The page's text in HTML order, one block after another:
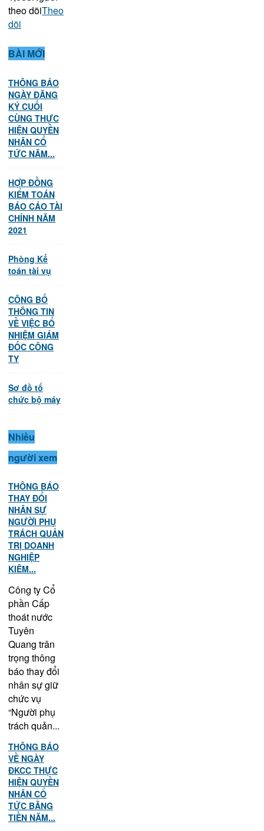
theo dõiTheo
dõi
BÀI MỚI
THÔNG BÁO
NGÀY ĐĂNG
KÝ CUỐI
CÙNG THỰC
HIỆN QUYỀN
NHẬN CỔ
TỨC NĂM...
HỢP ĐỒNG
KIỂM TOÁN
BÁO CÁO TÀI
CHÍNH NĂM
2021
Phòng Kế
toán tài vụ
CÔNG BỐ
THÔNG TIN
VỀ VIỆC BỔ
NHIỆM GIÁM
ĐỐC CÔNG
TY
Sơ đồ tổ
chức bộ máy
Nhiều
người xem
THÔNG BÁO
THAY ĐỔI
NHÂN SỰ
NGƯỜI PHỤ
TRÁCH QUẢN
TRỊ DOANH
NGHIỆP
KIÊM...
Công ty Cổ
phần Cấp
thoát nước
Tuyên
Quang trân
trọng thông
báo thay đổi
nhân sự giữ
chức vụ
“Người phụ
trách quản...
THÔNG BÁO
VỀ NGÀY
ĐKCC THỰC
HIỆN QUYỀN
NHẬN CỔ
TỨC BẰNG
TIỀN NĂM...